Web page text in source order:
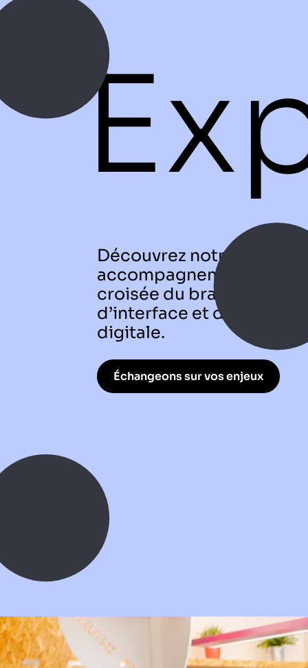
Découvrez notre
accompagnement
croisée du branding, du
d’interface et de la
digitale.
Échangeons sur vos enjeux